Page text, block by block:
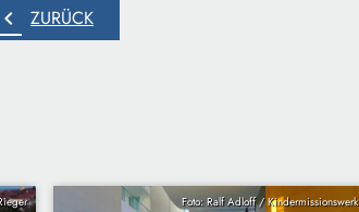
chevron_left ZURÜCK
Foto: Ralf Adloff / Kindermissionswerk